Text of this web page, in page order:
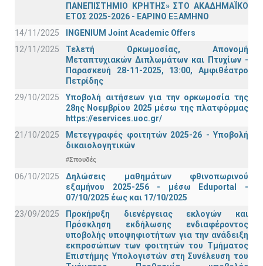
ΠΑΝΕΠΙΣΤΗΜΙΟ ΚΡΗΤΗΣ» ΣΤΟ ΑΚΑΔΗΜΑΪΚΟ
ΕΤΟΣ 2025-2026 - ΕΑΡΙΝΟ ΕΞΑΜΗΝΟ
14/11/2025
INGENIUM Joint Academic Offers
12/11/2025
Τελετή Ορκωμοσίας, Απονομή
Μεταπτυχιακών Διπλωμάτων και Πτυχίων -
Παρασκευή 28-11-2025, 13:00, Αμφιθέατρο
Πετρίδης
29/10/2025
Υποβολή αιτήσεων για την ορκωμοσία της
28ης Νοεμβρίου 2025 μέσω της πλατφόρμας
https://eservices.uoc.gr/
21/10/2025
Μετεγγραφές φοιτητών 2025-26 - Υποβολή
δικαιολογητικών
#Σπουδές
06/10/2025
Δηλώσεις μαθημάτων φθινοπωρινού
εξαμήνου 2025-256 - μέσω Εduportal -
07/10/2025 έως και 17/10/2025
23/09/2025
Προκήρυξη διενέργειας εκλογών και
Πρόσκληση εκδήλωσης ενδιαφέροντος
υποβολής υποψηφιοτήτων για την ανάδειξη
εκπροσώπων των φοιτητών του Τμήματος
Επιστήμης Υπολογιστών στη Συνέλευση του